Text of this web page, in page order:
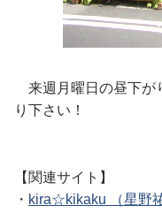
来週月曜日の昼下が
り下さい！
【関連サイト】
・ kira☆kikaku （星野